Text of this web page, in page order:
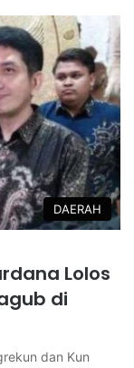
DAERAH
Lolos
di
dan Kun